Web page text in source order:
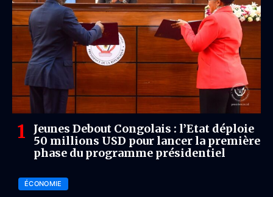
Jeunes Debout Congolais : l’Etat déploie
50 millions USD pour lancer la première
phase du programme présidentiel
ÉCONOMIE